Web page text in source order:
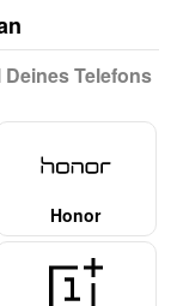
Telefons
Honor